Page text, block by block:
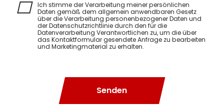
Ich stimme der Verarbeitung meiner persönlichen
Daten gemäß dem allgemein anwendbaren Gesetz
über die Verarbeitung personenbezogener Daten und
der Datenschutzrichtlinie durch den für die
Datenverarbeitung Verantwortlichen zu, um die über
das Kontaktformular gesendete Anfrage zu bearbeiten
und Marketingmaterial zu erhalten.
Senden